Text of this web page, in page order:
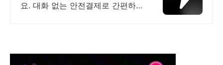
요. 대화 없는 안전결제로 간편하